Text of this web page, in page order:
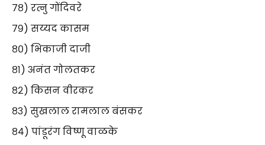
७८) रत्नु गोंदिवरे
७९) सय्यद कासम
८०) भिकाजी दाजी
८१) अनंत गोलतकर
८२) किसन वीरकर
८३) सुखलाल रामलाल बंसकर
८४) पांडूरंग विष्णू वाळके